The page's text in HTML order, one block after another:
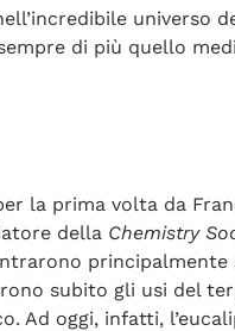
universo
di più quello
la prima volta da
della Chemistry
principalmente
subito gli usi del
Ad oggi, infatti,